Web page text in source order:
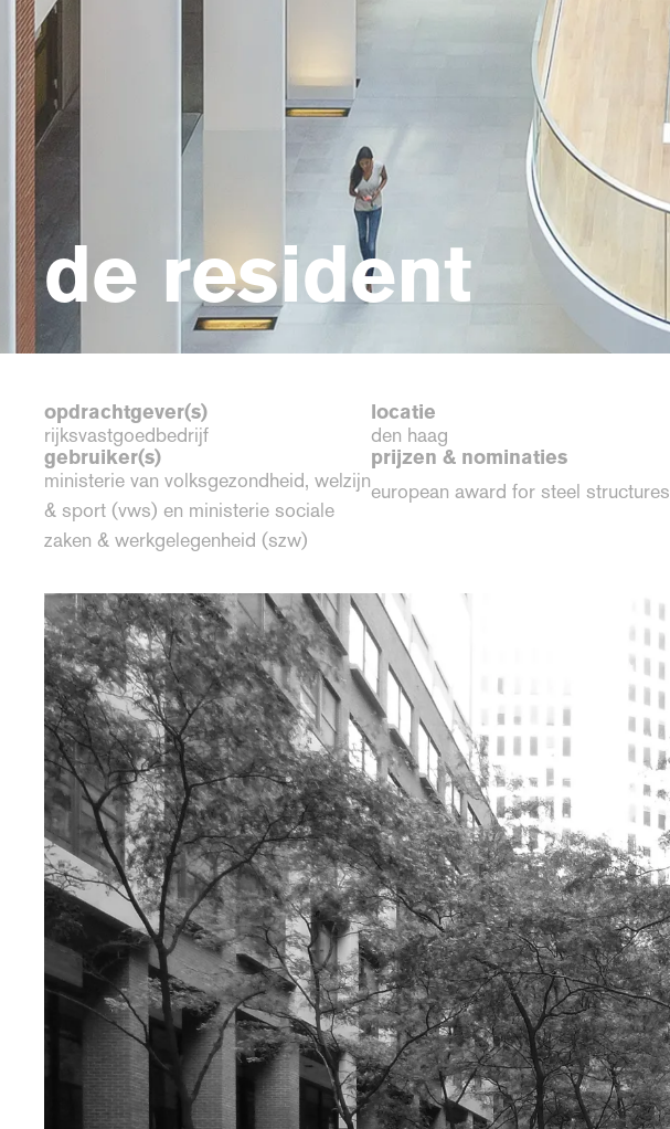
de resident
opdrachtgever(s)
rijksvastgoedbedrijf
locatie
den haag
gebruiker(s)
ministerie van volksgezondheid, welzijn
& sport (vws) en ministerie sociale
zaken & werkgelegenheid (szw)
prijzen & nominaties
european award for steel structures